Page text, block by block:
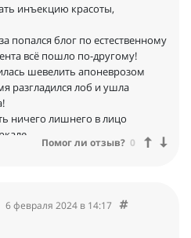
инъекцию красоты,
попался блог по естественному
всё пошло по-другому!
шевелить апоневрозом
разгладился лоб и ушла
ничего лишнего в лицо
Помог ли отзыв? 0
6 февраля 2024 в 14:17